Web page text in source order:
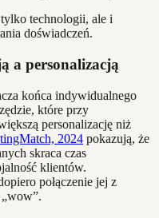
technologii, ale i
doświadczeń.
a personalizacją
końca indywidualnego
które przy
personalizację niż
2024 pokazują, że
skraca czas
klientów.
połączenie jej z